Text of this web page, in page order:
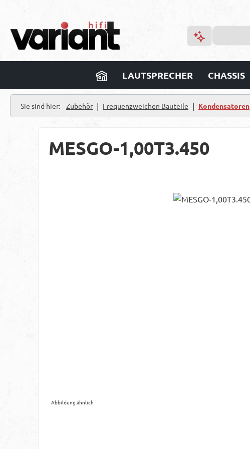
LAUTSPRECHER CHASSIS
Sie sind hier: Zubehör | Frequenzweichen Bauteile | Kondensatoren
MESGO-1,00T3.450
Abbildung ähnlich